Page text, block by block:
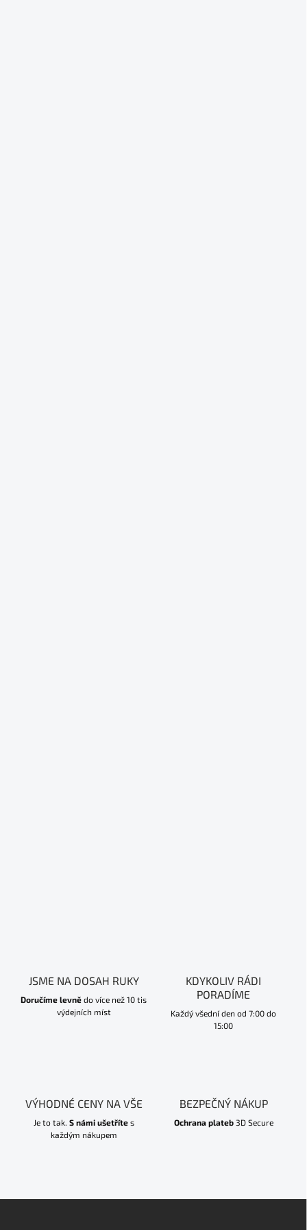
JSME NA DOSAH RUKY
Doručíme levně do více než 10 tis
výdejních míst
KDYKOLIV RÁDI
PORADÍME
Každý všední den od 7:00 do
15:00
VÝHODNÉ CENY NA VŠE
Je to tak. S námi ušetřítes
každým nákupem
BEZPEČNÝ NÁKUP
Ochrana plateb3D Secure